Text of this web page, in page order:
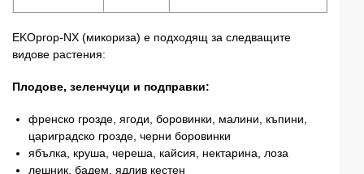
EKOprop-NX (микориза) е подходящ за следващите
видове растения:
Плодове, зеленчуци и подправки:
френско грозде, ягоди, боровинки, малини, къпини,
цариградско грозде, черни боровинки
ябълка, круша, череша, кайсия, нектарина, лоза
лешник, бадем, ядлив кестен